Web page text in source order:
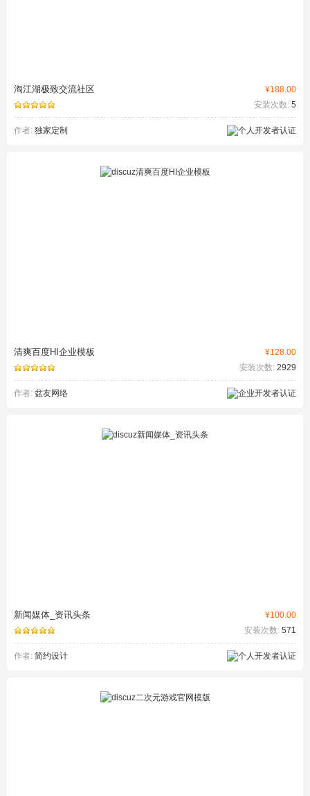
¥188.00
淘江湖极致交流社区
安装次数: 5
作者: 独家定制
¥128.00
清爽百度HI企业模板
安装次数: 2929
作者: 盆友网络
¥100.00
新闻媒体_资讯头条
安装次数: 571
作者: 简约设计